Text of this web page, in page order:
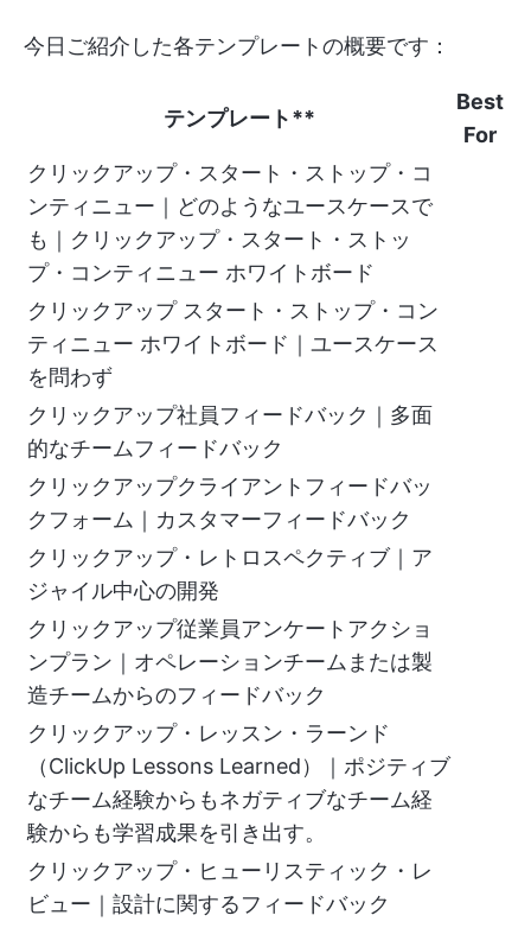
今日ご紹介した各テンプレートの概要です：
テンプレート**
Best
For
クリックアップ・スタート・ストップ・コ
ンティニュー｜どのようなユースケースで
も｜クリックアップ・スタート・ストッ
プ・コンティニュー ホワイトボード
クリックアップ スタート・ストップ・コン
ティニュー ホワイトボード｜ユースケース
を問わず
クリックアップ社員フィードバック｜多面
的なチームフィードバック
クリックアップクライアントフィードバッ
クフォーム｜カスタマーフィードバック
クリックアップ・レトロスペクティブ｜ア
ジャイル中心の開発
クリックアップ従業員アンケートアクショ
ンプラン｜オペレーションチームまたは製
造チームからのフィードバック
クリックアップ・レッスン・ラーンド
（ClickUp Lessons Learned）｜ポジティブ
なチーム経験からもネガティブなチーム経
験からも学習成果を引き出す。
クリックアップ・ヒューリスティック・レ
ビュー｜設計に関するフィードバック